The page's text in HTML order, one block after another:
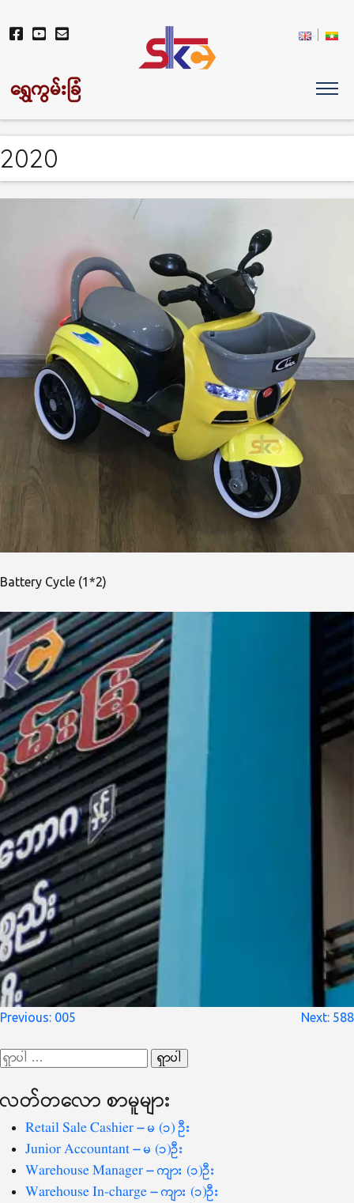
ရွှေကွမ်းခြံ
2020
Battery Cycle (1*2)
စာမူ
ပြ
Previous: 005 Next: 588
ရှာ
စကားလုံး
လတ်တ‌လော စာမူများ
Retail Sale Cashier – မ (၁) ဦး
Junior Accountant – မ (၁)ဦး
Warehouse Manager – ကျား (၁)ဦး
Warehouse In-charge – ကျား (၁)ဦး